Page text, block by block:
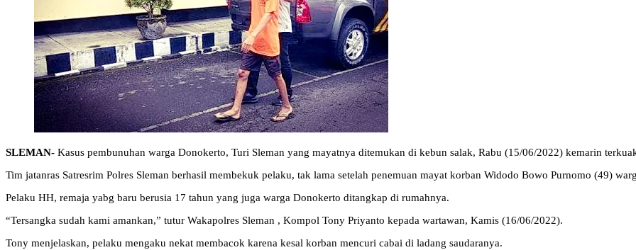
SLEMAN- Kasus pembunuhan warga Donokerto, Turi Sleman yang mayatnya ditemukan di kebun salak, Rabu (15/06/2022) kemarin
Tim jatanras Satresrim Polres Sleman berhasil membekuk pelaku, tak lama setelah penemuan mayat korban Widodo Bowo Purnomo (49)
Pelaku HH, remaja yabg baru berusia 17 tahun yang juga warga Donokerto ditangkap di rumahnya.
“Tersangka sudah kami amankan,” tutur Wakapolres Sleman , Kompol Tony Priyanto kepada wartawan, Kamis (16/06/2022).
Tony menjelaskan, pelaku mengaku nekat membacok karena kesal korban mencuri cabai di ladang saudaranya.